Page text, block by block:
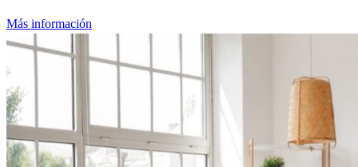
Más información